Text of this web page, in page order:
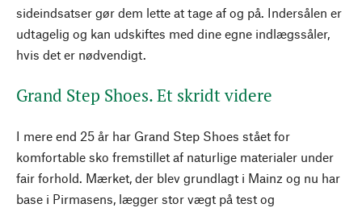
sideindsatser gør dem lette at tage af og på. Indersålen er
udtagelig og kan udskiftes med dine egne indlægssåler,
hvis det er nødvendigt.
Grand Step Shoes. Et skridt videre
I mere end 25 år har Grand Step Shoes stået for
komfortable sko fremstillet af naturlige materialer under
fair forhold. Mærket, der blev grundlagt i Mainz og nu har
base i Pirmasens, lægger stor vægt på test og